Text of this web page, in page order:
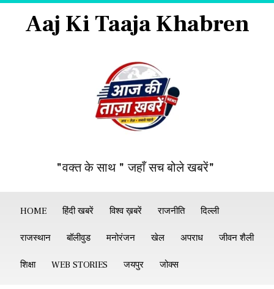
Aaj Ki Taaja Khabren
"वक्त के साथ " जहाँ सच बोले खबरें"
HOME हिंदी खबरें विश्व ख़बरें राजनीति दिल्ली
राजस्थान बॉलीवुड मनोरंजन खेल अपराध जीवन शैली
शिक्षा WEB STORIES जयपुर जोक्स